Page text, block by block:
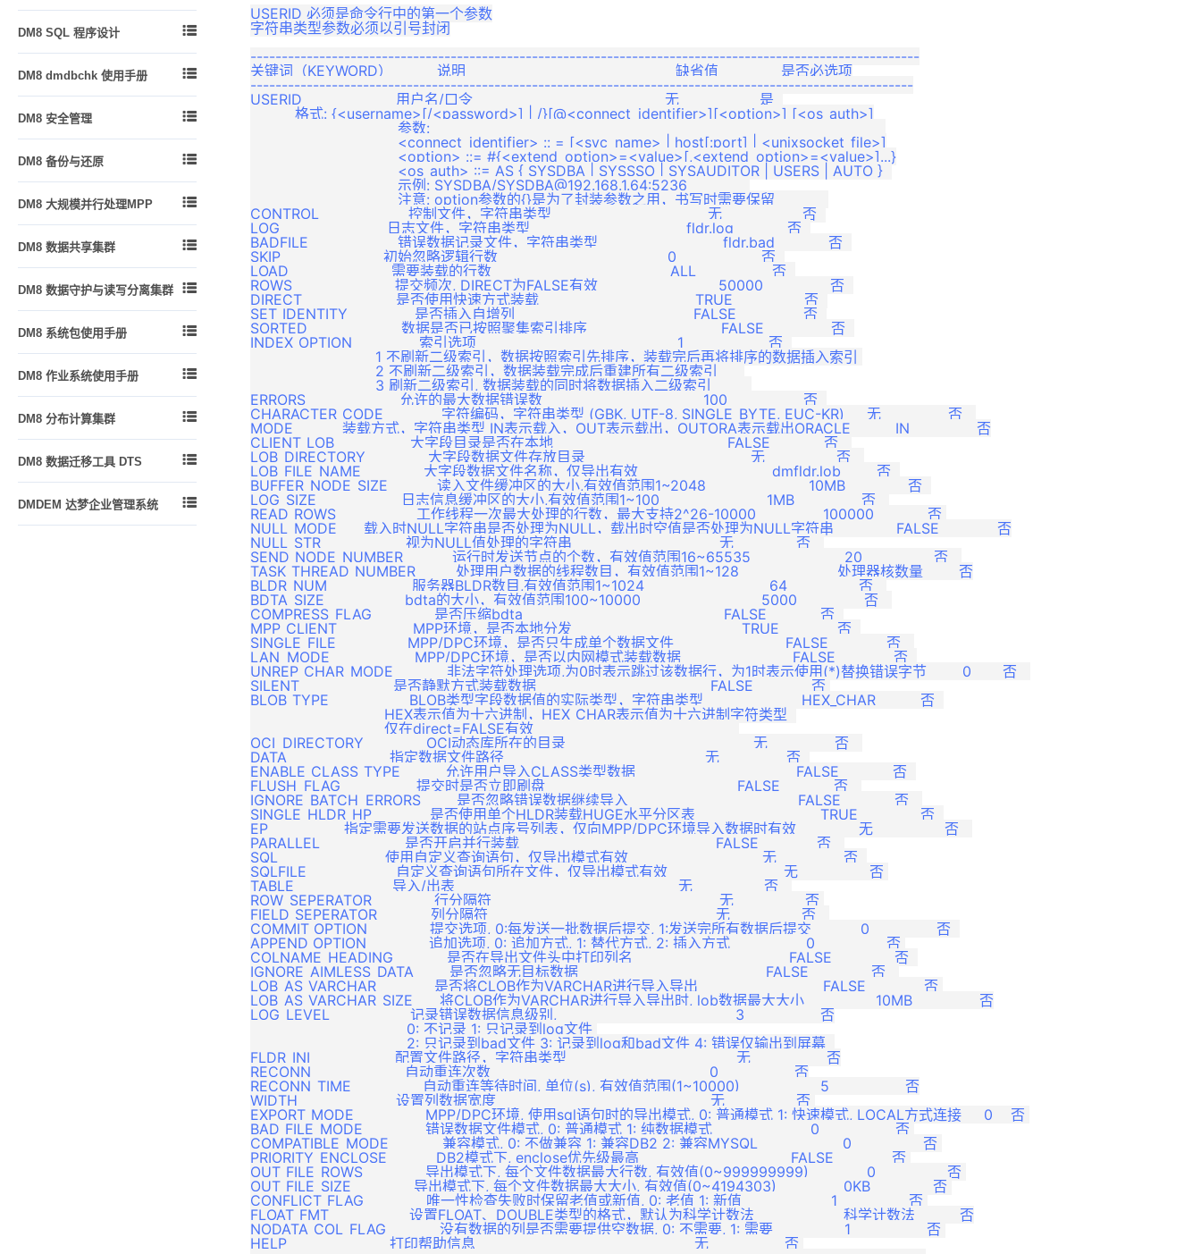
查询优化
SQL 调优
故障恢复
版本升级
附录 3
附录 4
自定义运算符
自定义集函数
XML数据解析
附录
dmDjango 驱动
dmSQLAlchemy 方言包
dmPython_pool 包
预编译概念
嵌入式程序的组成
Oracle 兼容
DB2 兼容
PRO*C 程序实例
附录
DM8 SQL 程序设计 
DMSQL 程序数据类型与操作符
DMSQL 程序的定义、调用与删
DMSQL 程序中的各种控制结构
DMSQL 程序中的 SQL 语句
DMSQL 程序异常处理
程序
DM8 dmdbchk 使用手册 
DM8 安全管理

用户标识与鉴别
自主访问控制
强制访问控制
审计
存储加密
加密引擎
资源限制
客体重用
附录
DM8 备份与还原 
备份还原原理
备份还原实战
DM8 大规模并行处理MPP 
概述
基本概念与原理
DM MPP 环境搭建与使用
DM MPP 主备系统
动态视图
DM8 数据共享集群 
DMDSC 使用的环境
DMDSC 关键技术
DMCSS 介绍
DMDSC 的启动与退出
DMDSC 节点重加入
DMDSC 配置文件
DMASM 介绍
DMASM 镜像介绍
DM8 数据守护与读写分离集群 
守护进程
监视器
配置文件说明
数据守护使用说明
利用 DEM 工具搭建数据守护
版本升级
附录
DM8 系统包使用手册 
DBMS_ADVANCED_REWRITE
包
DBMS_ALERT 包
DBMS_LOB 包
DBMS_LOCK 包
DM8 作业系统使用手册 
创建作业环境
操作员
作业
警报
DM8 分布计算集群 
基本概念和技术指标
DMDPC使用须知
DMDPC的关键技术
DM8 数据迁移工具 DTS 
DTS 入门
DMDEM 达梦企业管理系统 
USERID 必须是命令行中的第一个参数
字符串类型参数必须以引号封闭
-----------------------------------------------------------------------------------------------------------
关键词（KEYWORD）          说明                                               缺省值              是否必选项
----------------------------------------------------------------------------------------------------------
USERID                     用户名/口令                                           无                  是
          格式: {<username>[/<password>] | /}[@<connect_identifier>][<option>] [<os_auth>]
                                 参数:
                                 <connect_identifier> :: = [<svc_name> | host[:port] | <unixsocket_file>]
                                 <option> ::= #{<extend_option>=<value>[,<extend_option>=<value>]...}
                                 <os_auth> ::= AS { SYSDBA | SYSSSO | SYSAUDITOR | USERS | AUTO }
                                 示例: SYSDBA/SYSDBA@192.168.1.64:5236
                                 注意: option参数的{}是为了封装参数之用，书写时需要保留
CONTROL                    控制文件，字符串类型                                   无                  否
LOG                        日志文件，字符串类型                                   fldr.log            否
BADFILE                    错误数据记录文件，字符串类型                            fldr.bad            否
SKIP                       初始忽略逻辑行数                                      0                   否
LOAD                       需要装载的行数                                        ALL                 否
ROWS                       提交频次, DIRECT为FALSE有效                           50000               否
DIRECT                     是否使用快速方式装载                                   TRUE                否
SET_IDENTITY               是否插入自增列                                        FALSE               否
SORTED                     数据是否已按照聚集索引排序                              FALSE               否
INDEX_OPTION               索引选项                                             1                   否
                            1 不刷新二级索引，数据按照索引先排序，装载完后再将排序的数据插入索引
                            2 不刷新二级索引，数据装载完成后重建所有二级索引
                            3 刷新二级索引, 数据装载的同时将数据插入二级索引
ERRORS                     允许的最大数据错误数                                    100                 否
CHARACTER_CODE             字符编码，字符串类型 (GBK, UTF-8, SINGLE_BYTE, EUC-KR)     无               否
MODE           装载方式，字符串类型 IN表示载入，OUT表示载出，OUTORA表示载出ORACLE          IN               否
CLIENT_LOB                 大字段目录是否在本地                                       FALSE            否
LOB_DIRECTORY              大字段数据文件存放目录                                     无                否
LOB_FILE_NAME              大字段数据文件名称，仅导出有效                              dmfldr.lob        否
BUFFER_NODE_SIZE           读入文件缓冲区的大小,有效值范围1~2048                       10MB              否
LOG_SIZE                   日志信息缓冲区的大小,有效值范围1~100                        1MB               否
READ_ROWS                  工作线程一次最大处理的行数，最大支持2^26-10000               100000            否
NULL_MODE      载入时NULL字符串是否处理为NULL，载出时空值是否处理为NULL字符串              FALSE             否
NULL_STR                   视为NULL值处理的字符串                                 无              否
SEND_NODE_NUMBER           运行时发送节点的个数，有效值范围16~65535                     20                否
TASK_THREAD_NUMBER         处理用户数据的线程数目，有效值范围1~128                      处理器核数量        否
BLDR_NUM                   服务器BLDR数目,有效值范围1~1024                            64                否
BDTA_SIZE                  bdta的大小，有效值范围100~10000                           5000               否
COMPRESS_FLAG              是否压缩bdta                                             FALSE            否
MPP_CLIENT                 MPP环境，是否本地分发                                      TRUE             否
SINGLE_FILE                MPP/DPC环境，是否只生成单个数据文件                         FALSE             否
LAN_MODE                   MPP/DPC环境，是否以内网模式装载数据                         FALSE             否
UNREP_CHAR_MODE            非法字符处理选项,为0时表示跳过该数据行，为1时表示使用(*)替换错误字节        0       否
SILENT                     是否静默方式装载数据                                       FALSE             否
BLOB_TYPE                  BLOB类型字段数据值的实际类型，字符串类型                      HEX_CHAR          否
                              HEX表示值为十六进制，HEX_CHAR表示值为十六进制字符类型
                              仅在direct=FALSE有效
OCI_DIRECTORY              OCI动态库所在的目录                                          无               否
DATA                       指定数据文件路径                                             无               否
ENABLE_CLASS_TYPE          允许用户导入CLASS类型数据                                    FALSE            否
FLUSH_FLAG                 提交时是否立即刷盘                                           FALSE            否
IGNORE_BATCH_ERRORS        是否忽略错误数据继续导入                                      FALSE            否
SINGLE_HLDR_HP             是否使用单个HLDR装载HUGE水平分区表                            TRUE              否
EP                 指定需要发送数据的站点序号列表，仅向MPP/DPC环境导入数据时有效              无                否
PARALLEL                   是否开启并行装载                                            FALSE             否
SQL                        使用自定义查询语句，仅导出模式有效                              无               否
SQLFILE                    自定义查询语句所在文件，仅导出模式有效                          无                否
TABLE                      导入/出表                                                  无                否
ROW_SEPERATOR              行分隔符                                                   无                否
FIELD_SEPERATOR            列分隔符                                                   无                否
COMMIT_OPTION              提交选项, 0:每发送一批数据后提交, 1:发送完所有数据后提交           0               否
APPEND_OPTION              追加选项, 0: 追加方式, 1: 替代方式, 2: 插入方式                 0                否
COLNAME_HEADING            是否在导出文件头中打印列名                                   FALSE              否
IGNORE_AIMLESS_DATA        是否忽略无目标数据                                          FALSE              否
LOB_AS_VARCHAR             是否将CLOB作为VARCHAR进行导入导出                            FALSE             否
LOB_AS_VARCHAR_SIZE      将CLOB作为VARCHAR进行导入导出时, lob数据最大大小                10MB               否
LOG_LEVEL                  记录错误数据信息级别,                                        3                 否
                                   0: 不记录 1: 只记录到log文件
                                   2: 只记录到bad文件 3: 记录到log和bad文件 4: 错误仅输出到屏幕
FLDR_INI                   配置文件路径，字符串类型                                      无                 否
RECONN                     自动重连次数                                                 0                 否
RECONN_TIME                自动重连等待时间, 单位(s), 有效值范围(1~10000)                  5                 否
WIDTH                      设置列数据宽度                                                无                否
EXPORT_MODE                MPP/DPC环境, 使用sql语句时的导出模式, 0: 普通模式 1: 快速模式, LOCAL方式连接     0    否
BAD_FILE_MODE              错误数据文件模式, 0: 普通模式 1: 纯数据模式                      0                 否
COMPATIBLE_MODE            兼容模式, 0: 不做兼容 1: 兼容DB2 2: 兼容MYSQL                   0                否
PRIORITY_ENCLOSE           DB2模式下, enclose优先级最高                                  FALSE             否
OUT_FILE_ROWS              导出模式下, 每个文件数据最大行数, 有效值(0~999999999)             0                否
OUT_FILE_SIZE              导出模式下, 每个文件数据最大大小, 有效值(0~4194303)               0KB              否
CONFLICT_FLAG              唯一性检查失败时保留老值或新值, 0: 老值 1: 新值                    1                否
FLOAT_FMT                  设置FLOAT、DOUBLE类型的格式，默认为科学计数法                    科学计数法          否
NODATA_COL_FLAG            没有数据的列是否需要提供空数据, 0: 不需要, 1: 需要                1                 否
HELP                       打印帮助信息                                                 无                 否